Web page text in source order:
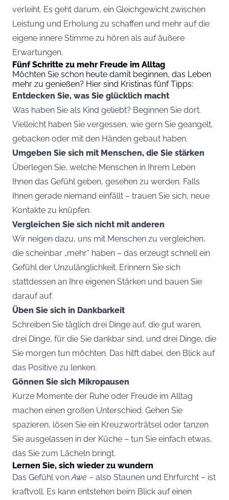
verleiht. Es geht darum, ein Gleichgewicht zwischen
Leistung und Erholung zu schaffen und mehr auf die
eigene innere Stimme zu hören als auf äußere
Erwartungen.
Fünf Schritte zu mehr Freude im Alltag
Möchten Sie schon heute damit beginnen, das Leben
mehr zu genießen? Hier sind Kristinas fünf Tipps:
Entdecken Sie, was Sie glücklich macht
Was haben Sie als Kind geliebt? Beginnen Sie dort.
Vielleicht haben Sie vergessen, wie gern Sie geangelt,
gebacken oder mit den Händen gebaut haben.
Umgeben Sie sich mit Menschen, die Sie stärken
Überlegen Sie, welche Menschen in Ihrem Leben
Ihnen das Gefühl geben, gesehen zu werden. Falls
Ihnen gerade niemand einfällt – trauen Sie sich, neue
Kontakte zu knüpfen.
Vergleichen Sie sich nicht mit anderen
Wir neigen dazu, uns mit Menschen zu vergleichen,
die scheinbar „mehr“ haben – das erzeugt schnell ein
Gefühl der Unzulänglichkeit. Erinnern Sie sich
stattdessen an Ihre eigenen Stärken und bauen Sie
darauf auf.
Üben Sie sich in Dankbarkeit
Schreiben Sie täglich drei Dinge auf, die gut waren,
drei Dinge, für die Sie dankbar sind, und drei Dinge, die
Sie morgen tun möchten. Das hilft dabei, den Blick auf
das Positive zu lenken.
Gönnen Sie sich Mikropausen
Kurze Momente der Ruhe oder Freude im Alltag
machen einen großen Unterschied. Gehen Sie
spazieren, lösen Sie ein Kreuzworträtsel oder tanzen
Sie ausgelassen in der Küche – tun Sie einfach etwas,
das Sie zum Lächeln bringt.
Lernen Sie, sich wieder zu wundern
Das Gefühl vonAwe – also Staunen und Ehrfurcht – ist
kraftvoll. Es kann entstehen beim Blick auf einen